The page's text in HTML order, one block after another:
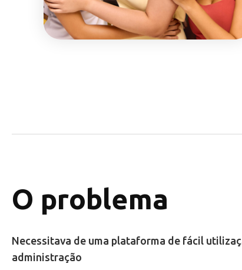
O problema
Necessitava de uma plataforma de fácil
administração